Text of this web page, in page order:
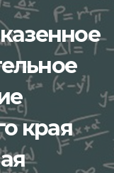
края